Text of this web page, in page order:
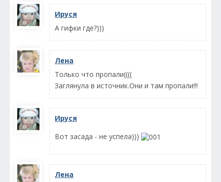
Ируся
А гифки где?)))
Лена
Только что пропали((((
Заглянула в источник.Они и там пропали!!!
Ируся
Вот засада - не успела)))
Лена